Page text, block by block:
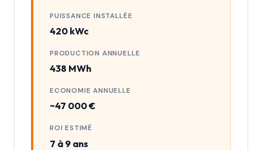
PUISSANCE INSTALLÉE
420 kWc
PRODUCTION ANNUELLE
438 MWh
ECONOMIE ANNUELLE
~47 000 €
ROI ESTIMÉ
7 à 9 ans